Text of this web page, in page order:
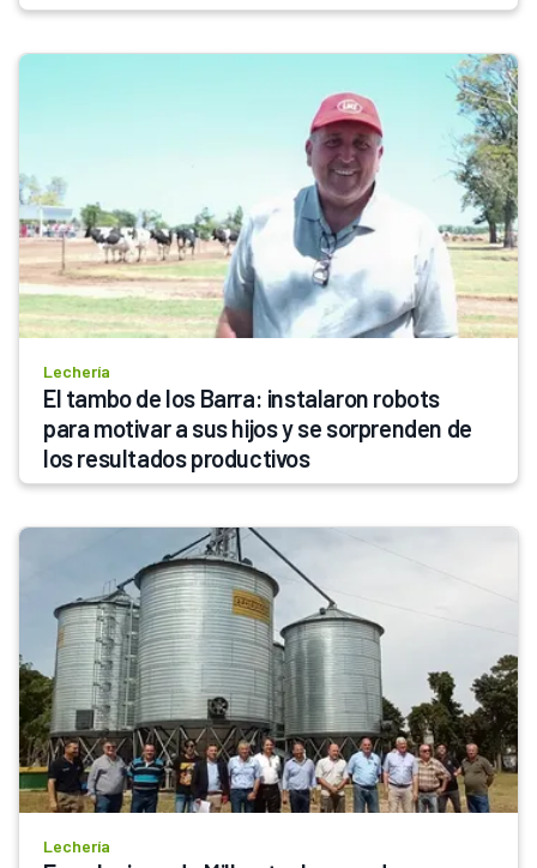
Lechería
El tambo de los Barra: instalaron robots
para motivar a sus hijos y se sorprenden de
los resultados productivos
Lechería